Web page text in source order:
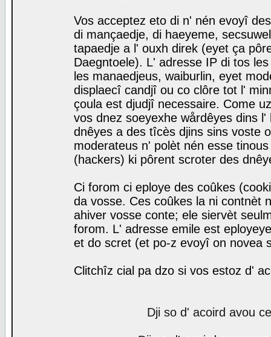
Vos acceptez eto di n' nén evoyî
di mançaedje, di haeyeme,
tapaedje a l' ouxh direk (eyet ça
Daegntoele). L' adresse IP di tos
les manaedjeus, waiburlin, eyet
displaecî candjî ou co clôre tot l'
çoula est djudjî necessaire. Come
vos dnez soeyexhe wårdêyes dins
dnêyes a des tîcès djins sins voste
moderateus n' polèt nén esse
(hackers) ki pôrent scroter des
Ci forom ci eploye des coûkes
da vosse. Ces coûkes la ni contnèt
ahiver vosse conte; ele siervèt
forom. L' adresse emile est
et do scret (et po-z evoyî on novea
Clitchîz cial pa dzo si vos estoz d'
Dji so d' acoird avou